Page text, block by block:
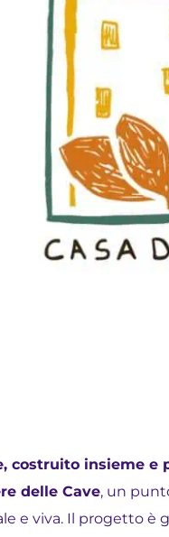
costruito insieme
delle Cave, un
e viva. Il progetto è